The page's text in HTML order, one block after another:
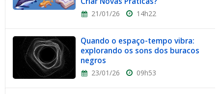
21/01/26 14h22
Quando o espaço-tempo vibra:
explorando os sons dos buracos
negros
23/01/26 09h53